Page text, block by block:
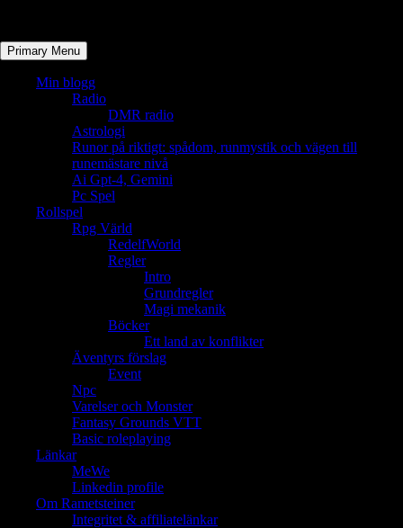
Primary Menu
Min blogg
Radio
DMR radio
Astrologi
Runor på riktigt: spådom, runmystik och vägen till
runemästare nivå
Ai Gpt-4, Gemini
Pc Spel
Rollspel
Rpg Värld
RedelfWorld
Regler
Intro
Grundregler
Magi mekanik
Böcker
Ett land av konflikter
Äventyrs förslag
Event
Npc
Varelser och Monster
Fantasy Grounds VTT
Basic roleplaying
Länkar
MeWe
Linkedin profile
Om Rametsteiner
Integritet & affiliatelänkar